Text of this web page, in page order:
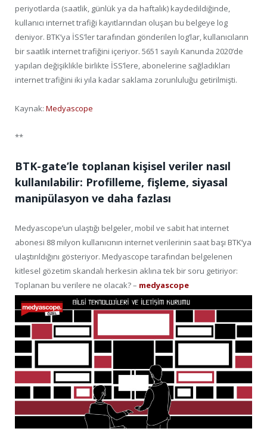
periyotlarda (saatlik, günlük ya da haftalık) kaydedildiğinde,
kullanıcı internet trafiği kayıtlarından oluşan bu belgeye log
deniyor. BTK’ya İSS’ler tarafından gönderilen log’lar, kullanıcıların
bir saatlik internet trafiğini içeriyor. 5651 sayılı Kanunda 2020’de
yapılan değişiklikle birlikte İSS’lere, abonelerine sağladıkları
internet trafiğini iki yıla kadar saklama zorunluluğu getirilmişti.
Kaynak: Medyascope
**
BTK-gate’le toplanan kişisel veriler nasıl
kullanılabilir: Profilleme, fişleme, siyasal
manipülasyon ve daha fazlası
Medyascope’un ulaştığı belgeler, mobil ve sabit hat internet
abonesi 88 milyon kullanıcının internet verilerinin saat başı BTK’ya
ulaştırıldığını gösteriyor. Medyascope tarafından belgelenen
kitlesel gözetim skandalı herkesin aklına tek bir soru getiriyor:
Toplanan bu verilere ne olacak? – medyascope